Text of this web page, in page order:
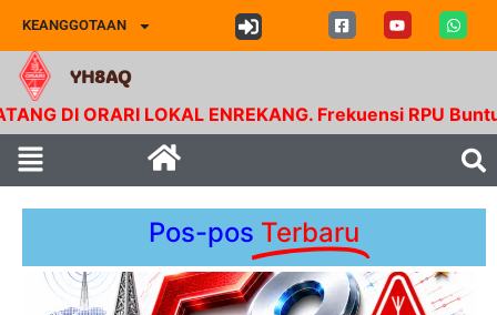
KEANGGOTAAN
YH8AQ
LOKAL ENREKANG. Frekuensi RPU Buntu
Pos-pos Terbaru